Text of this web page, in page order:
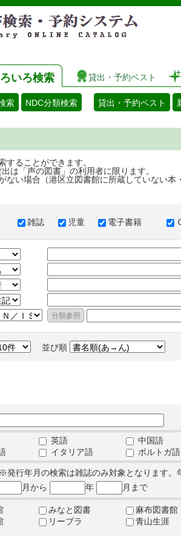
港区立図
いろ検索 貸出・予約ベスト
索 NDC分類検索 貸出・予約ベスト
することができます。
は「声の図書」の利用者に限ります。
ない場合（港区立図書館に所蔵していない本
雑誌 児童 電子書籍
並び順
英語 中国語
イタリア語 ポルトガ語
※発行年月の検索は雑誌のみ対象となります。
月から 年 月まで
みなと図書 麻布図書館
リーブラ 青山生涯